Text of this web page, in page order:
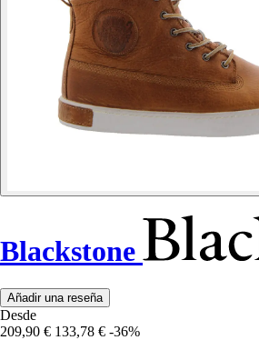
Blackstone
Añadir una reseña
Desde
209,90 € 133,78 € -36%